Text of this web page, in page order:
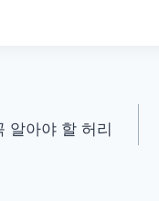
알아야 할 허리